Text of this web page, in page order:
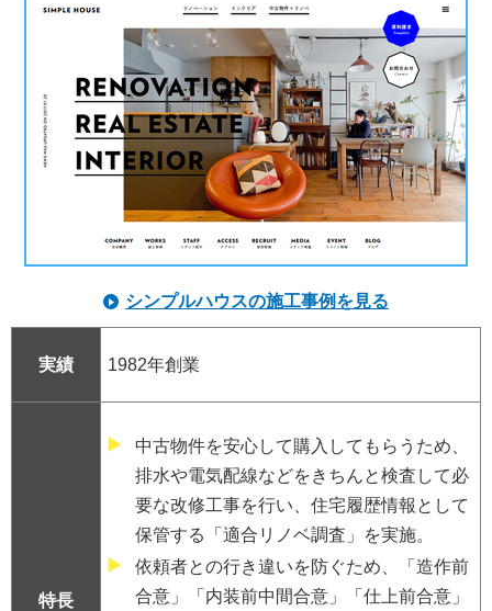
シンプルハウスの施工事例を見る
実績 1982年創業
特長
中古物件を安心して購入してもらうため、
排水や電気配線などをきちんと検査して必
要な改修工事を行い、住宅履歴情報として
保管する「適合リノベ調査」を実施。
依頼者との行き違いを防ぐため、「造作前
合意」「内装前中間合意」「仕上前合意」